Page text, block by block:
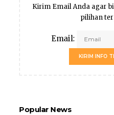
Kirim Email Anda agar
pilihan
Email:
KIRIM INFO
Popular News